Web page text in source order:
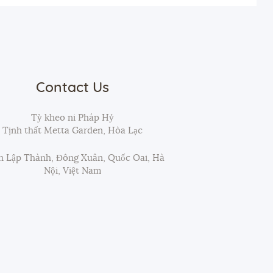
Contact Us
Tỳ kheo ni Pháp Hỷ
Tịnh thất Metta Garden, Hòa Lạc
Lập Thành, Đông Xuân, Quốc Oai, Hà
Nội, Việt Nam